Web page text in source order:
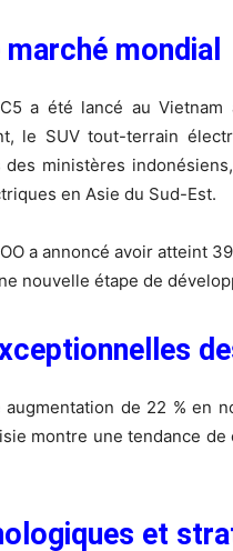
mondial
a été lancé au
le SUV tout-terrain
ministères
en Asie du Sud-Est.
a annoncé avoir atteint
nouvelle étape de
augmentation de 22 % en
montre une tendance
et